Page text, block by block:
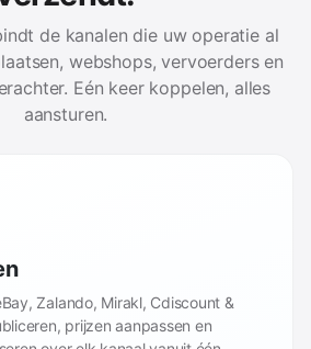
de kanalen die uw operatie al
webshops, vervoerders en
Eén keer koppelen, alles
aansturen.
Zalando, Mirakl, Cdiscount &
prijzen aanpassen en